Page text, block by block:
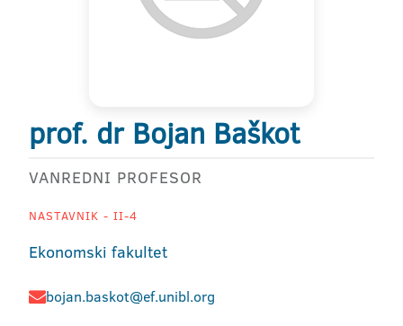
prof. dr Bojan Baškot
VANREDNI PROFESOR
NASTAVNIK - II-4
Ekonomski fakultet
bojan.baskot@ef.unibl.org